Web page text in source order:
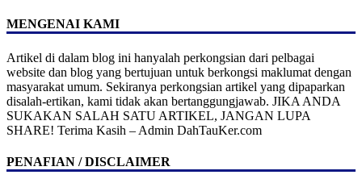
MENGENAI KAMI
Artikel di dalam blog ini hanyalah perkongsian dari pelbagai
website dan blog yang bertujuan untuk berkongsi maklumat dengan
masyarakat umum. Sekiranya perkongsian artikel yang dipaparkan
disalah-ertikan, kami tidak akan bertanggungjawab. JIKA ANDA
SUKAKAN SALAH SATU ARTIKEL, JANGAN LUPA
SHARE! Terima Kasih – Admin DahTauKer.com
PENAFIAN / DISCLAIMER